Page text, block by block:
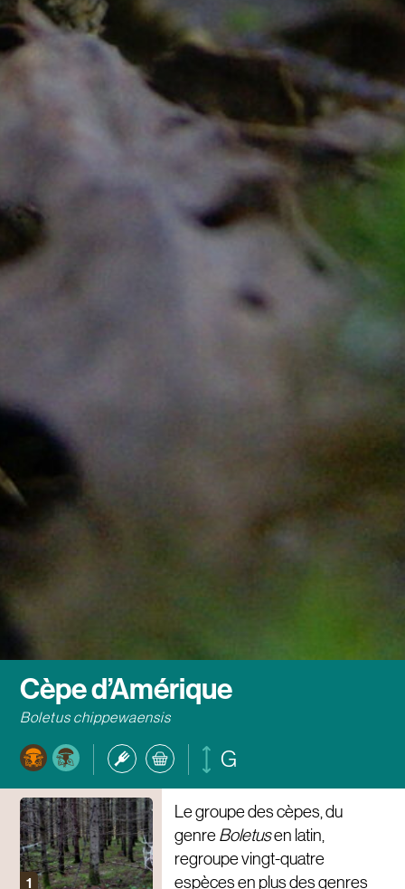
Cèpe d’Amérique
Boletus chippewaensis
G
Le groupe des cèpes, du
genreBoletusen latin,
regroupe vingt-quatre
espèces en plus des genres